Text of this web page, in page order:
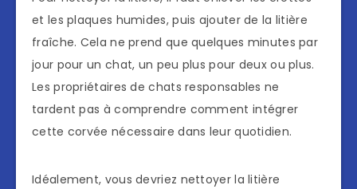
et les plaques humides, puis ajouter de la litière
fraîche. Cela ne prend que quelques minutes par
jour pour un chat, un peu plus pour deux ou plus.
Les propriétaires de chats responsables ne
tardent pas à comprendre comment intégrer
cette corvée nécessaire dans leur quotidien.
Idéalement, vous devriez nettoyer la litière